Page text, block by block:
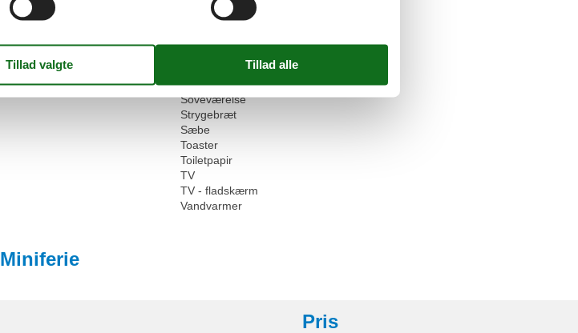
Sofa seng
Soveværelse
Strygebræt
Sæbe
Toaster
Toiletpapir
TV
TV - fladskærm
Vandvarmer
Miniferie
Pris